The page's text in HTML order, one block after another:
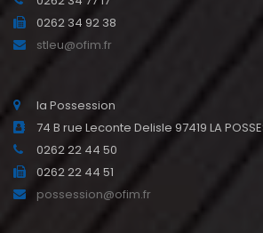
0262 34 92 38
stleu@ofim.fr
la Possession
74 B rue Leconte Delisle 97419 LA
0262 22 44 50
0262 22 44 51
possession@ofim.fr